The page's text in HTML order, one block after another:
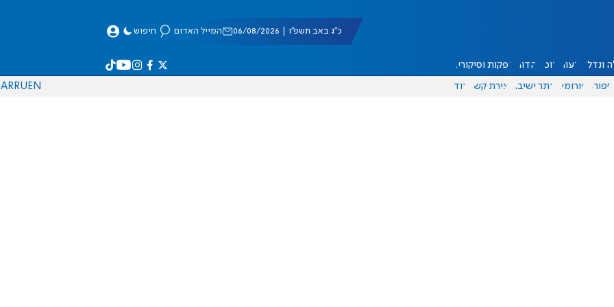
כ"ג באב תשפ"ו | 06/08/2026 המייל האדום חיפוש
ונדל"ן דעות אוכל יהדות הפקות וסיקורים
ספורט פורומים אתר ישיבה יצירת קשר עוד EN
RU
AR